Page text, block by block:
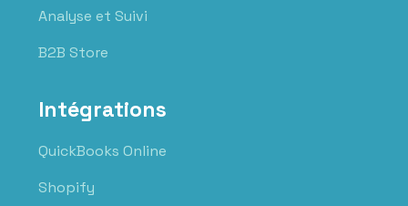
Analyse et Suivi
B2B Store
Intégrations
QuickBooks Online
Shopify